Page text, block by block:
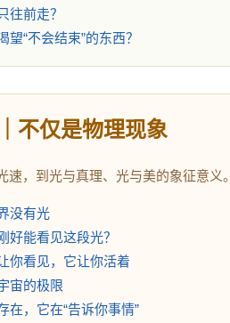
往前走？
“不会结束”的东西？
不仅是物理现象
速，到光与真理、光与美的象征意义。
没有光
好能看见这段光？
你看见，它让你活着
宙的极限
在，它在“告诉你事情”